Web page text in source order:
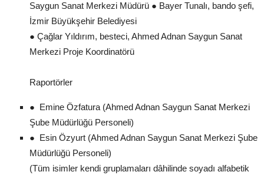
Saygun Sanat Merkezi Müdürü ● Bayer Tunalı, bando şefi,
İzmir Büyükşehir Belediyesi
● Çağlar Yıldırım, besteci, Ahmed Adnan Saygun Sanat
Merkezi Proje Koordinatörü
Raportörler
● Emine Özfatura (Ahmed Adnan Saygun Sanat Merkezi
Şube Müdürlüğü Personeli)
● Esin Özyurt (Ahmed Adnan Saygun Sanat Merkezi Şube
Müdürlüğü Personeli)
(Tüm isimler kendi gruplamaları dâhilinde soyadı alfabetik